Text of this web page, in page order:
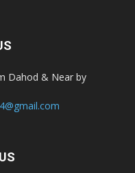
Dahod & Near by